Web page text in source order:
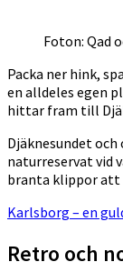
Foton: Qad
Packa ner hink,
en alldeles egen
hittar fram till
Djäknesundet
naturreservat vid
branta klippor att
Karlsborg – en
Retro och